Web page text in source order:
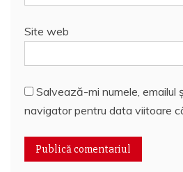
Site web
Salvează-mi numele, emailul
navigator pentru data viitoare